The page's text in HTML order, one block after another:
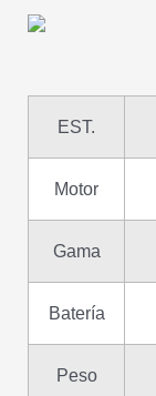
EST.
Motor
Gama
Batería
Peso